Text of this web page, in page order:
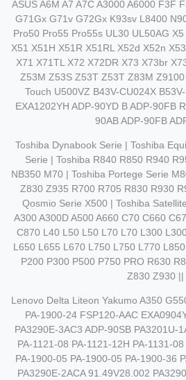
ASUS A6M A7 A7C A3000 A6000 F3F
G71Gx G71v G72Gx K93sv L8400
Pro50 Pro55 Pro55s UL30 UL50AG
X51 X51H X51R X51RL X52d X52n
X71 X71TL X72 X72DR X73 X73br
Z53M Z53S Z53T Z53T Z83M
Touch U500VZ B43V-CU024X
EXA1202YH ADP-90YD B ADP-90FB
90AB ADP-90FB
Toshiba Dynabook Serie | Toshiba
Serie | Toshiba R840 R850 R940
NB350 M70 | Toshiba Portege Serie
Z830 Z935 R700 R705 R830 R930
Qosmio Serie X500 | Toshiba
A300 A300D A500 A660 C70 C660
C870 L40 L50 L50 L70 L70 L300
L650 L655 L670 L750 L750 L770
P200 P300 P500 P750 PRO R630
Z830 Z930 ||
Lenovo Delta Liteon Yakumo A350
PA-1900-24 FSP120-AAC
PA3290E-3AC3 ADP-90SB PA3201U-
PA-1121-08 PA-1121-12H PA-1131-
PA-1900-05 PA-1900-05 PA-1900-36
PA3290E-2ACA 91.49V28.002